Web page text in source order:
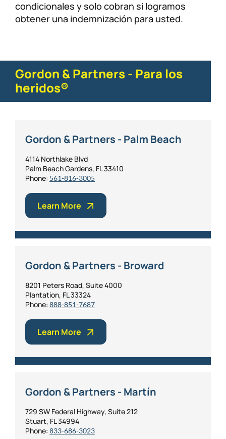
condicionales y solo cobran si logramos
obtener una indemnización para usted.
Gordon & Partners - Para los
heridos®
Gordon & Partners - Palm Beach
4114 Northlake Blvd
Palm Beach Gardens, FL 33410
Phone: 561-816-3005
Learn More
Gordon & Partners - Broward
8201 Peters Road, Suite 4000
Plantation, FL 33324
Phone: 888-851-7687
Learn More
Gordon & Partners - Martín
729 SW Federal Highway, Suite 212
Stuart, FL 34994
Phone: 833-686-3023